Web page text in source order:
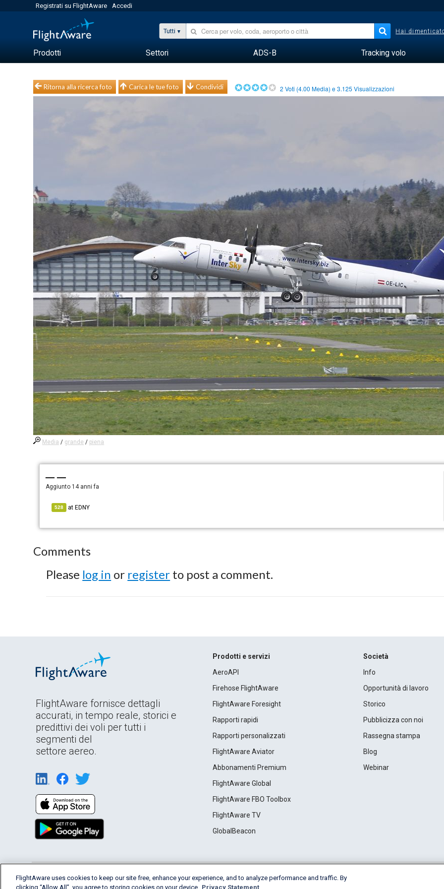
Registrati su FlightAware Accedi
Tutti Hai
Prodotti Settori ADS-B Tracking volo
Ritorna alla ricerca foto Carica le tue foto Condividi 2 Voti (4.00 Media) e3.125 Visualizzazioni
Media / grande / piena
— —
Aggiunto 14 anni fa
528 at EDNY
Comments
Please log in or register to post a comment.
FlightAware fornisce dettagli
accurati, in tempo reale, storici e
predittivi dei voli per tutti i
segmenti del
settore aereo.
Prodotti e servizi
AeroAPI
Firehose FlightAware
FlightAware Foresight
Rapporti rapidi
Rapporti personalizzati
FlightAware Aviator
Abbonamenti Premium
FlightAware Global
FlightAware FBO Toolbox
FlightAware TV
GlobalBeacon
Società
Info
Opportunità di lavoro
Storico
Pubblicizza con noi
Rassegna stampa
Blog
Webinar
English (USA) 2026 FlightAware Terms of Use Privacy Cookie Settings
FlightAware uses cookies to keep our site free, enhance your experience, and to analyze performance and traffic. By
clicking “Allow All”, you agree to storing cookies on your device. Privacy Statement